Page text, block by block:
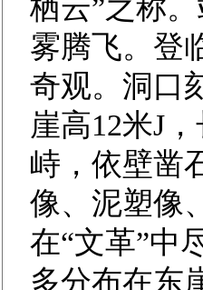
栖云”之称
雾腾飞。登
奇观。洞口
崖高12米J
峙，依壁凿
像、泥塑像
在“文革”中
多分布在东